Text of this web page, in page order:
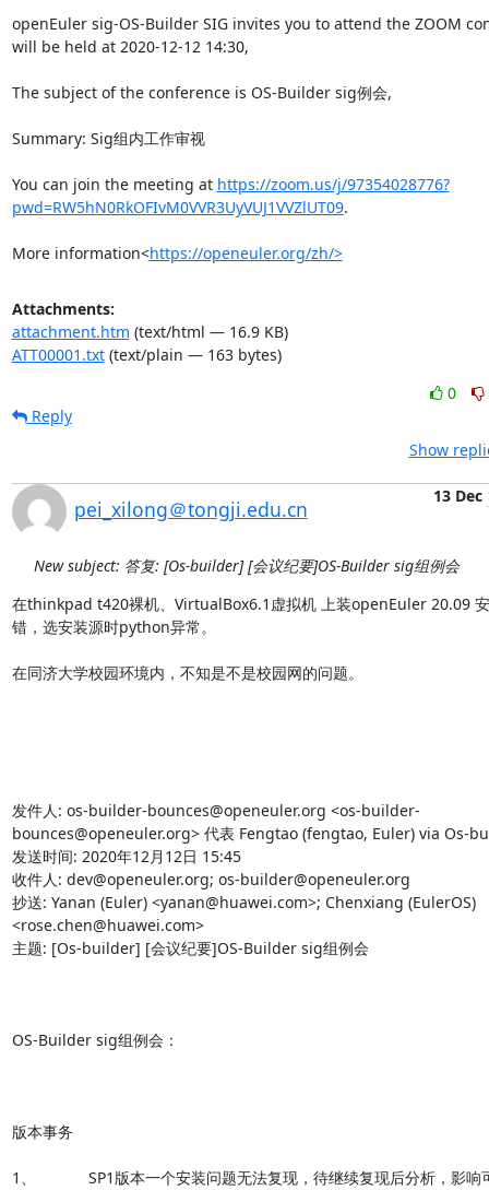
openEuler sig-OS-Builder SIG invites you to attend the ZOOM
will be held at 2020-12-12 14:30,
The subject of the conference is OS-Builder sig例会,
Summary: Sig组内工作审视
You can join the meeting at https://zoom.us/j/97354028776?
pwd=RW5hN0RkOFIvM0VVR3UyVUJ1VVZlUT09.
More information<https://openeuler.org/zh/>
Attachments:
attachment.htm (text/html — 16.9 KB)
ATT00001.txt(text/plain — 163 bytes)
0
Reply
Show
pei_xilong＠tongji.edu.cn
13 Dec
New subject: 答复: [Os-builder] [会议纪要]OS-Builder sig组例会
在thinkpad t420裸机、VirtualBox6.1虚拟机 上装openEuler 20.09
错，选安装源时python异常。
在同济大学校园环境内，不知是不是校园网的问题。
发件人: os-builder-bounces@openeuler.org <os-builder-
bounces@openeuler.org> 代表 Fengtao (fengtao, Euler) via Os-
发送时间: 2020年12月12日 15:45
收件人: dev@openeuler.org; os-builder@openeuler.org
抄送: Yanan (Euler) <yanan@huawei.com>; Chenxiang (EulerOS)
<rose.chen@huawei.com>
主题: [Os-builder] [会议纪要]OS-Builder sig组例会
OS-Builder sig组例会：
版本事务
1、            SP1版本一个安装问题无法复现，待继续复现后分析，影响